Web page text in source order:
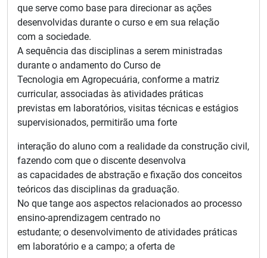
que serve como base para direcionar as ações
desenvolvidas durante o curso e em sua relação
com a sociedade.
A sequência das disciplinas a serem ministradas
durante o andamento do Curso de
Tecnologia em Agropecuária, conforme a matriz
curricular, associadas às atividades práticas
previstas em laboratórios, visitas técnicas e estágios
supervisionados, permitirão uma forte
interação do aluno com a realidade da construção civil,
fazendo com que o discente desenvolva
as capacidades de abstração e fixação dos conceitos
teóricos das disciplinas da graduação.
No que tange aos aspectos relacionados ao processo
ensino-aprendizagem centrado no
estudante; o desenvolvimento de atividades práticas
em laboratório e a campo; a oferta de